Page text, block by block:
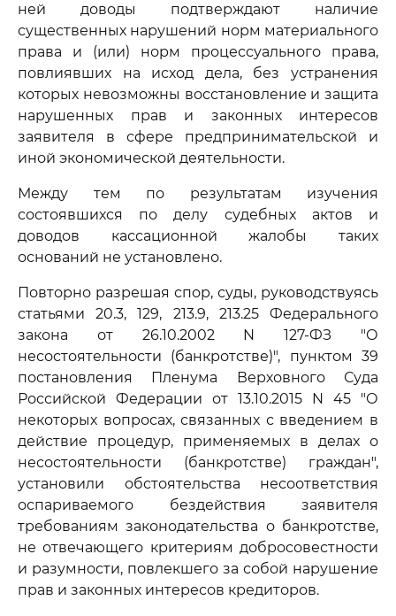
ней доводы подтверждают наличие
существенных нарушений норм материального
права и (или) норм процессуального права,
повлиявших на исход дела, без устранения
которых невозможны восстановление и защита
нарушенных прав и законных интересов
заявителя в сфере предпринимательской и
иной экономической деятельности.
Между тем по результатам изучения
состоявшихся по делу судебных актов и
доводов кассационной жалобы таких
оснований не установлено.
Повторно разрешая спор, суды, руководствуясь
статьями 20.3, 129, 213.9, 213.25 Федерального
закона от 26.10.2002 N 127-ФЗ "О
несостоятельности (банкротстве)", пунктом 39
постановления Пленума Верховного Суда
Российской Федерации от 13.10.2015 N 45 "О
некоторых вопросах, связанных с введением в
действие процедур, применяемых в делах о
несостоятельности (банкротстве) граждан",
установили обстоятельства несоответствия
оспариваемого бездействия заявителя
требованиям законодательства о банкротстве,
не отвечающего критериям добросовестности
и разумности, повлекшего за собой нарушение
прав и законных интересов кредиторов.